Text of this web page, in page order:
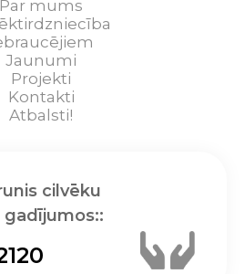
Par mums
Jaunumi
Projekti
Kontakti
Atbalsti!
cilvēku